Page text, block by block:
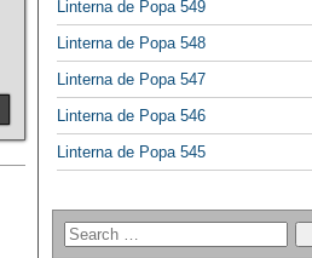
Linterna de Popa 549
Linterna de Popa 548
Linterna de Popa 547
Linterna de Popa 546
Linterna de Popa 545